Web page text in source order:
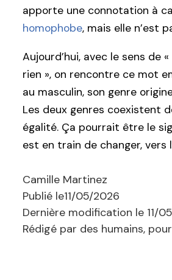
apporte une connotation à
homophobe, mais elle n’est
Aujourd’hui, avec le sens de
rien », on rencontre ce mot
au masculin, son genre
Les deux genres coexistent
égalité. Ça pourrait être le
est en train de changer, vers
Camille Martinez
Publié le11/05/2026
Dernière modification le 11/
Rédigé par des humains,